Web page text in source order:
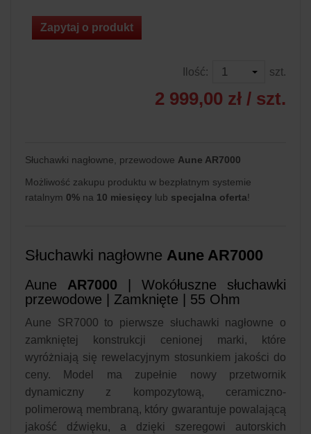
Zapytaj o produkt
Ilość: szt.
2 999,00 zł / szt.
Słuchawki nagłowne, przewodowe Aune AR7000
Możliwość zakupu produktu w bezpłatnym systemie
ratalnym 0% na 10 miesięcy lub specjalna oferta!
Słuchawki nagłowne Aune AR7000
Aune AR7000 | Wokółuszne słuchawki
przewodowe | Zamknięte | 55 Ohm
Aune SR7000 to pierwsze słuchawki nagłowne o
zamkniętej konstrukcji cenionej marki, które
wyróżniają się rewelacyjnym stosunkiem jakości do
ceny. Model ma zupełnie nowy przetwornik
dynamiczny z kompozytową, ceramiczno-
polimerową membraną, który gwarantuje powalającą
jakość dźwięku, a dzięki szeregowi autorskich